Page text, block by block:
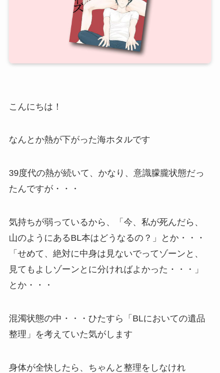
こんにちは！
なんとか熱が下がった海ホタルです
39度代の熱が続いて、かなり、意識朦朧状態だっ
たんですが・・・
気持ちが弱っているから、「今、私が死んだら、
山のようにあるBL本はどうなるの？」とか・・・
「せめて、絶対に中身は見ないでってゾーンと、
見てもよしゾーンとに分ければよかった・・・」
とか・・・
混濁状態の中・・・ひたすら「BLにおいての遺品
整理」を考えていた気がします
身体が全快したら、ちゃんと整理をしなけれ